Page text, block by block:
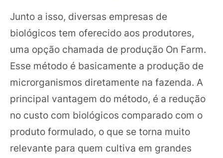
Junto a isso, diversas empresas de
biológicos tem oferecido aos produtores,
uma opção chamada de produção On Farm.
Esse método é basicamente a produção de
microrganismos diretamente na fazenda. A
principal vantagem do método, é a redução
no custo com biológicos comparado com o
produto formulado, o que se torna muito
relevante para quem cultiva em grandes